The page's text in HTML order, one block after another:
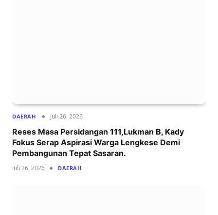
DAERAH Juli 26, 2026
Reses Masa Persidangan 111,Lukman B, Kady
Fokus Serap Aspirasi Warga Lengkese Demi
Pembangunan Tepat Sasaran.
Juli 26, 2026 DAERAH